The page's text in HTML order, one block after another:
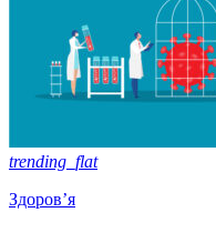
trending_flat
Здоров’я